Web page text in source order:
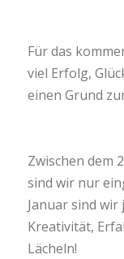
Für das
viel Erfolg,
einen Grund
Zwischen dem
sind wir nur
Januar sind wir
Kreativität,
Lächeln!